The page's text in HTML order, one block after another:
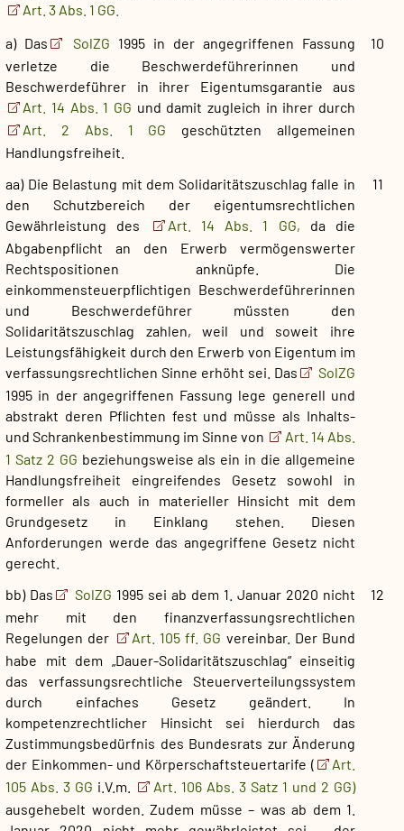
Art. 3 Abs. 1 GG.
10
a) Das SolZG 1995 in der angegriffenen Fassung
verletze die Beschwerdeführerinnen und
Beschwerdeführer in ihrer Eigentumsgarantie aus
Art. 14 Abs. 1 GG und damit zugleich in ihrer durch
Art. 2 Abs. 1 GG geschützten allgemeinen
Handlungsfreiheit.
11
aa) Die Belastung mit dem Solidaritätszuschlag falle in
den Schutzbereich der eigentumsrechtlichen
Gewährleistung des
Art. 14 Abs. 1 GG, da die
Abgabenpflicht an den Erwerb vermögenswerter
Rechtspositionen anknüpfe. Die
einkommensteuerpflichtigen Beschwerdeführerinnen
und Beschwerdeführer müssten den
Solidaritätszuschlag zahlen, weil und soweit ihre
Leistungsfähigkeit durch den Erwerb von Eigentum im
verfassungsrechtlichen Sinne erhöht sei. Das
SolZG
1995 in der angegriffenen Fassung lege generell und
abstrakt deren Pflichten fest und müsse als Inhalts-
und Schrankenbestimmung im Sinne von
Art. 14 Abs.
1 Satz 2 GG beziehungsweise als ein in die allgemeine
Handlungsfreiheit eingreifendes Gesetz sowohl in
formeller als auch in materieller Hinsicht mit dem
Grundgesetz in Einklang stehen. Diesen
Anforderungen werde das angegriffene Gesetz nicht
gerecht.
12
bb) Das SolZG 1995 sei ab dem 1. Januar 2020 nicht
mehr mit den finanzverfassungsrechtlichen
Regelungen der
Art. 105 ff. GG vereinbar. Der Bund
habe mit dem „Dauer-Solidaritätszuschlag“ einseitig
das verfassungsrechtliche Steuerverteilungssystem
durch einfaches Gesetz geändert. In
kompetenzrechtlicher Hinsicht sei hierdurch das
Zustimmungsbedürfnis des Bundesrats zur Änderung
der Einkommen- und Körperschaftsteuertarife (
Art.
105 Abs. 3 GG i.V.m.
Art. 106 Abs. 3 Satz 1 und 2 GG)
ausgehebelt worden. Zudem müsse – was ab dem 1.